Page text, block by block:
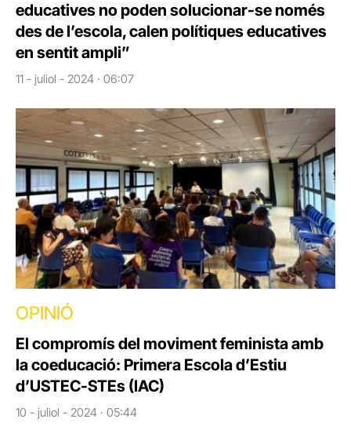
educatives no poden solucionar-se només
des de l’escola, calen polítiques educatives
en sentit ampli”
11 - juliol - 2024 · 06:07
OPINIÓ
El compromís del moviment feminista amb
la coeducació: Primera Escola d’Estiu
d’USTEC-STEs (IAC)
10 - juliol - 2024 · 05:44